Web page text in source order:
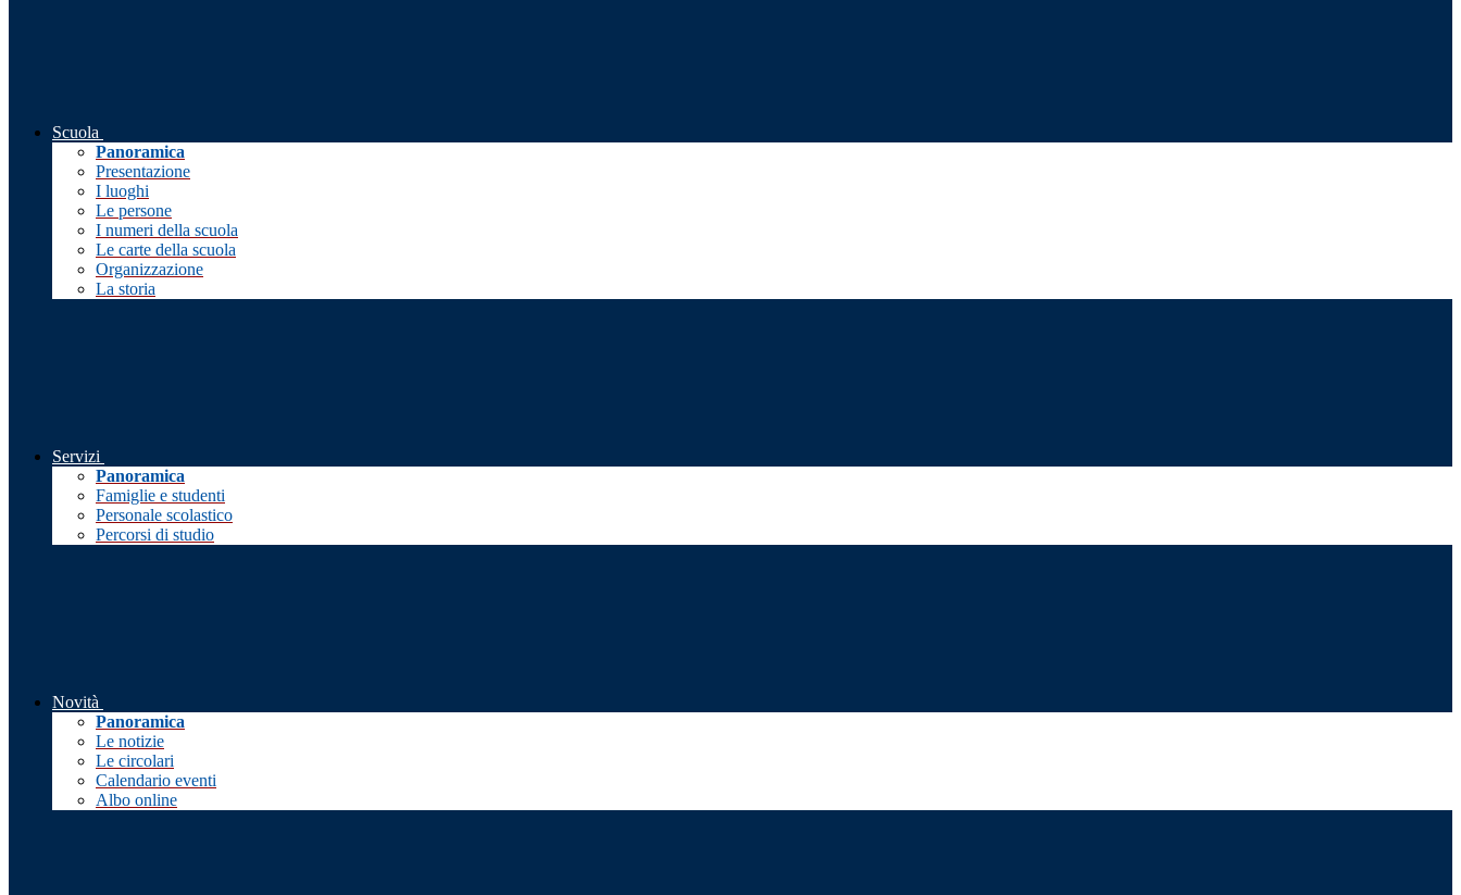
Scuola
Panoramica
Presentazione
I luoghi
Le persone
I numeri della scuola
Le carte della scuola
Organizzazione
La storia
Servizi
Panoramica
Famiglie e studenti
Personale scolastico
Percorsi di studio
Novità
Panoramica
Le notizie
Le circolari
Calendario eventi
Albo online